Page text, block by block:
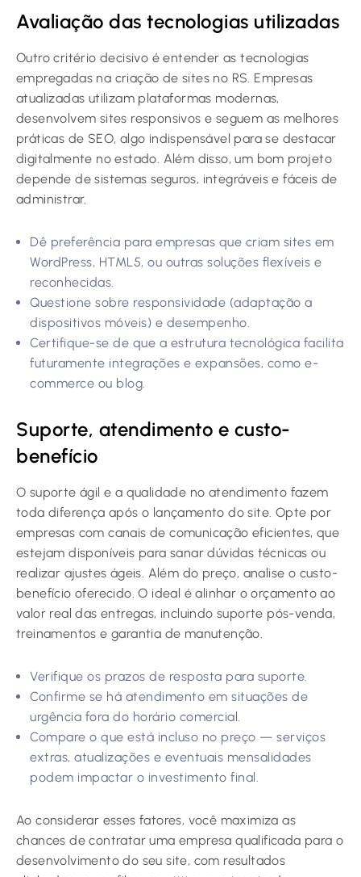
Avaliação das tecnologias utilizadas
Outro critério decisivo é entender as tecnologias
empregadas na criação de sites no RS. Empresas
atualizadas utilizam plataformas modernas,
desenvolvem sites responsivos e seguem as melhores
práticas de SEO, algo indispensável para se destacar
digitalmente no estado. Além disso, um bom projeto
depende de sistemas seguros, integráveis e fáceis de
administrar.
Dê preferência para empresas que criam sites em
WordPress, HTML5, ou outras soluções flexíveis e
reconhecidas.
Questione sobre responsividade (adaptação a
dispositivos móveis) e desempenho.
Certifique-se de que a estrutura tecnológica facilita
futuramente integrações e expansões, como e-
commerce ou blog.
Suporte, atendimento e custo-
benefício
O suporte ágil e a qualidade no atendimento fazem
toda diferença após o lançamento do site. Opte por
empresas com canais de comunicação eficientes, que
estejam disponíveis para sanar dúvidas técnicas ou
realizar ajustes ágeis. Além do preço, analise o custo-
benefício oferecido. O ideal é alinhar o orçamento ao
valor real das entregas, incluindo suporte pós-venda,
treinamentos e garantia de manutenção.
Verifique os prazos de resposta para suporte.
Confirme se há atendimento em situações de
urgência fora do horário comercial.
Compare o que está incluso no preço — serviços
extras, atualizações e eventuais mensalidades
podem impactar o investimento final.
Ao considerar esses fatores, você maximiza as
chances de contratar uma empresa qualificada para o
desenvolvimento do seu site, com resultados